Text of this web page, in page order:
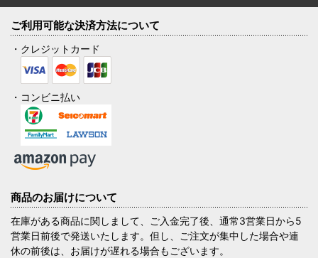
ご利用可能な決済方法について
・クレジットカード
・コンビニ払い
商品のお届けについて
在庫がある商品に関しまして、ご入金完了後、通常3営業日から5
営業日前後で発送いたします。但し、ご注文が集中した場合や連
休の前後は、お届けが遅れる場合もございます。